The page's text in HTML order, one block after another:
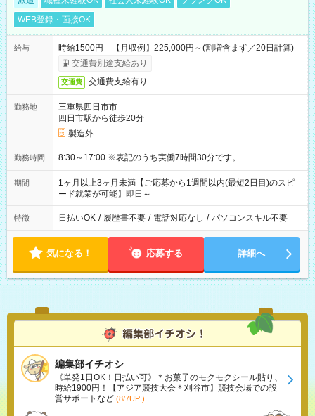
WEB登録・面接OK
給与
時給1500円 【月収例】225,000円～(割増含まず／20日計算)
交通費別途支給あり
交通費 交通費支給有り
勤務地
三重県四日市市
四日市駅から徒歩20分
製造外
勤務時間 8:30～17:00 ※表記のうち実働7時間30分です。
期間
1ヶ月以上3ヶ月未満【ご応募から1週間以内(最短2日目)のスピ
ード就業が可能】即日～
特徴 日払いOK / 履歴書不要 / 電話対応なし / パソコンスキル不要
気になる！ 応募する 詳細へ
編集部イチオシ
《単発1日OK！日払い可》＊お菓子のモクモクシール貼り、
時給1900円！【アジア競技大会＊刈谷市】競技会場での設
営サポートなど (8/7UP!)